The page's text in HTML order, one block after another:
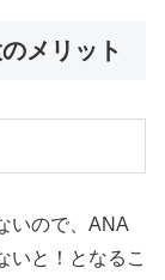
メリット
いので、ANA
いと！となるこ